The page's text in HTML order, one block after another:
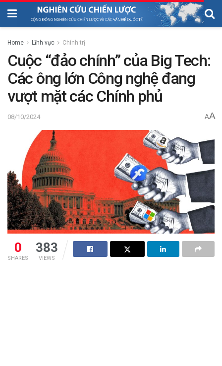
Home Lĩnh vực Chính trị
Cuộc “đảo chính” của Big Tech:
Các ông lớn Công nghệ đang
vượt mặt các Chính phủ
08/10/2024 AA
0
SHARES
383
VIEWS